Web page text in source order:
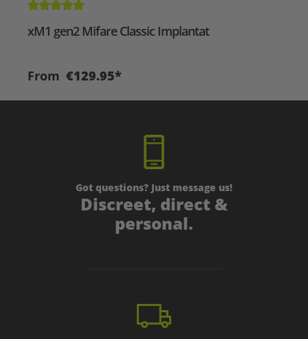
Average rating of 5 out of 5 stars
xM1 gen2 Mifare Classic Implantat
From €129.95*
Got questions? Just message us!
Discreet, direct &
personal.